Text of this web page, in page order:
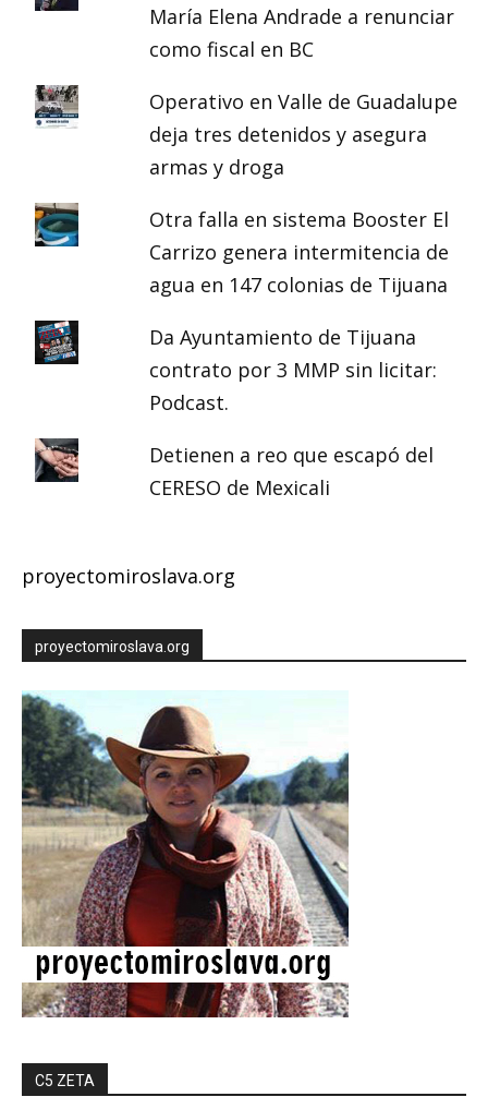
María Elena Andrade a renunciar
como fiscal en BC
Operativo en Valle de Guadalupe
deja tres detenidos y asegura
armas y droga
Otra falla en sistema Booster El
Carrizo genera intermitencia de
agua en 147 colonias de Tijuana
Da Ayuntamiento de Tijuana
contrato por 3 MMP sin licitar:
Podcast.
Detienen a reo que escapó del
CERESO de Mexicali
proyectomiroslava.org
proyectomiroslava.org
C5 ZETA